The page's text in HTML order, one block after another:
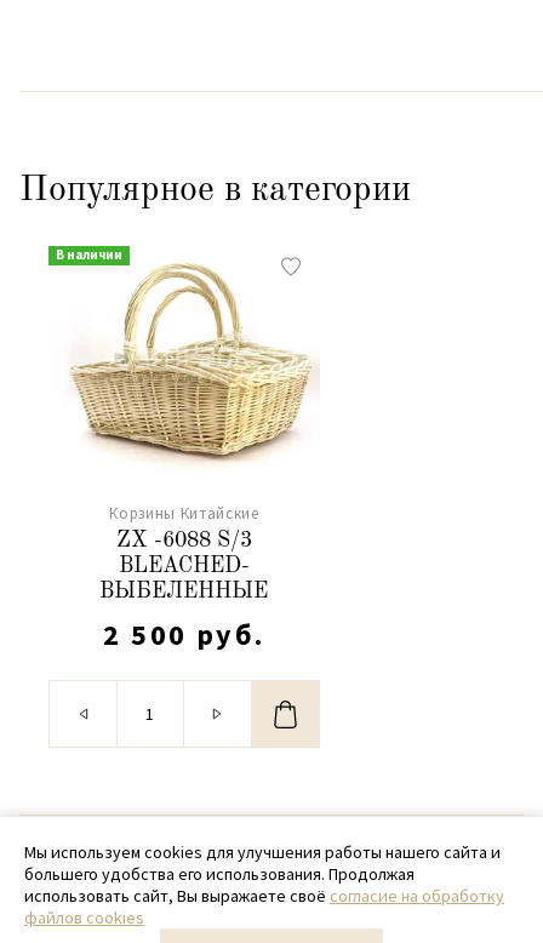
Популярное в категории
В наличии
Корзины Китайские
ZX -6088 S/3
BLEACHED-
ВЫБЕЛЕННЫЕ
2 500 руб.
© 2020 - 2026 SamPack
+ 7 (918) 699-97-87
zakaz@sampack.store
Мы используем cookies для улучшения работы нашего сайта и
большего удобства его использования. Продолжая
использовать сайт, Вы выражаете своё согласие на обработку
файлов cookies